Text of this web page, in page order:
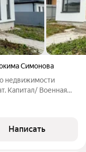
Симонова
недвижимости
Капитал/ Военная
подключены,
Написать